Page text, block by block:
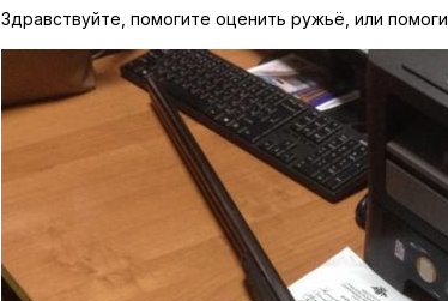
Здравствуйте, помогите оценить ружьё, или